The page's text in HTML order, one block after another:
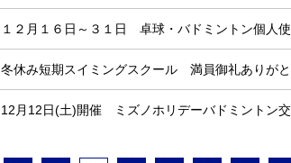
１２月１６日～３１日 卓球・バドミントン個人
冬休み短期スイミングスクール 満員御礼ありがと
12月12日(土)開催 ミズノホリデーバドミントン